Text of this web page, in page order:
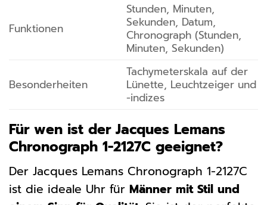
Funktionen
Stunden, Minuten,
Sekunden, Datum,
Chronograph (Stunden,
Minuten, Sekunden)
Besonderheiten
Tachymeterskala auf der
Lünette, Leuchtzeiger und
-indizes
Für wen ist der Jacques Lemans
Chronograph 1-2127C geeignet?
Der Jacques Lemans Chronograph 1-2127C
ist die ideale Uhr für Männer mit Stil und